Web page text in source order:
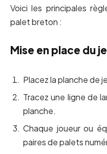
Voici les principales
palet breton :
Mise en place du
Placez la planche de
Tracez une ligne de
planche.
Chaque joueur ou
paires de palets